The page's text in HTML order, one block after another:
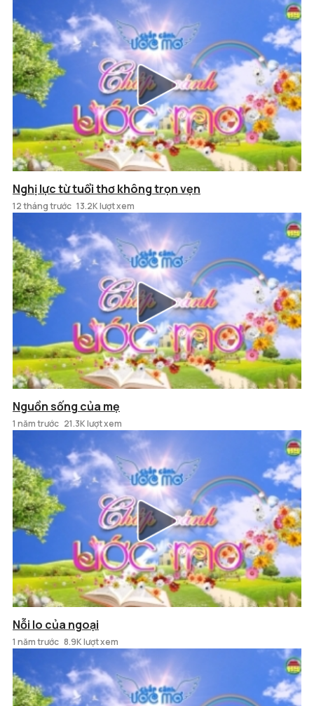
Nghị lực từ tuổi thơ không trọn vẹn
12 tháng trước 13.2K lượt xem
Nguồn sống của mẹ
1 năm trước 21.3K lượt xem
Nỗi lo của ngoại
1 năm trước 8.9K lượt xem